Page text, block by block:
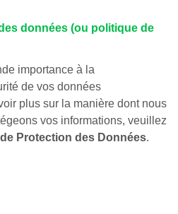
données (ou politique de
importance à la
de vos données
plus sur la manière dont nous
vos informations, veuillez
Protection des Données.